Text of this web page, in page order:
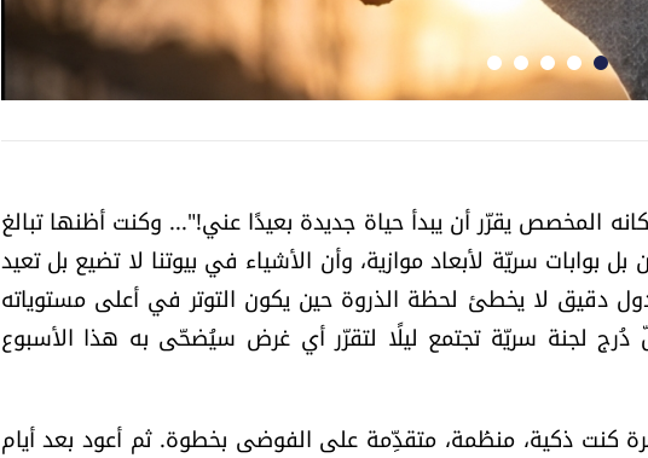
المخصص يقرّر أن يبدأ حياة جديدة بعيدًا عني!"... وكنت أظنها تبالغ
بوابات سريّة لأبعاد موازية، وأن الأشياء في بيوتنا لا تضيع بل تعيد
دقيق لا يخطئ لحظة الذروة حين يكون التوتر في أعلى مستوياته
لجنة سريّة تجتمع ليلًا لتقرّر أي غرض سيُضحّى به هذا الأسبوع
كنت ذكية، منظَمة، متقدِّمة على الفوضى بخطوة. ثم أعود بعد أيام